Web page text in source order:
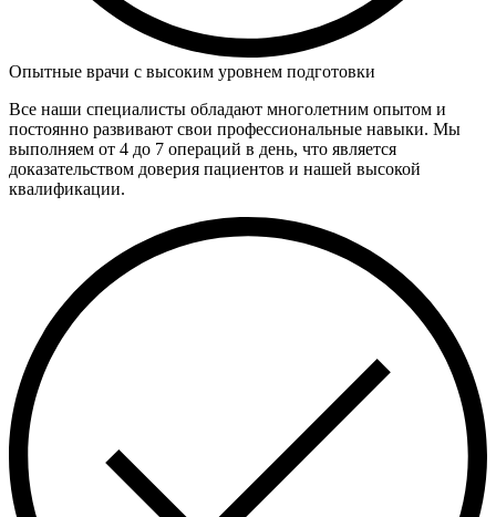
Опытные врачи с высоким уровнем подготовки
Все наши специалисты обладают многолетним опытом и
постоянно развивают свои профессиональные навыки. Мы
выполняем от 4 до 7 операций в день, что является
доказательством доверия пациентов и нашей высокой
квалификации.